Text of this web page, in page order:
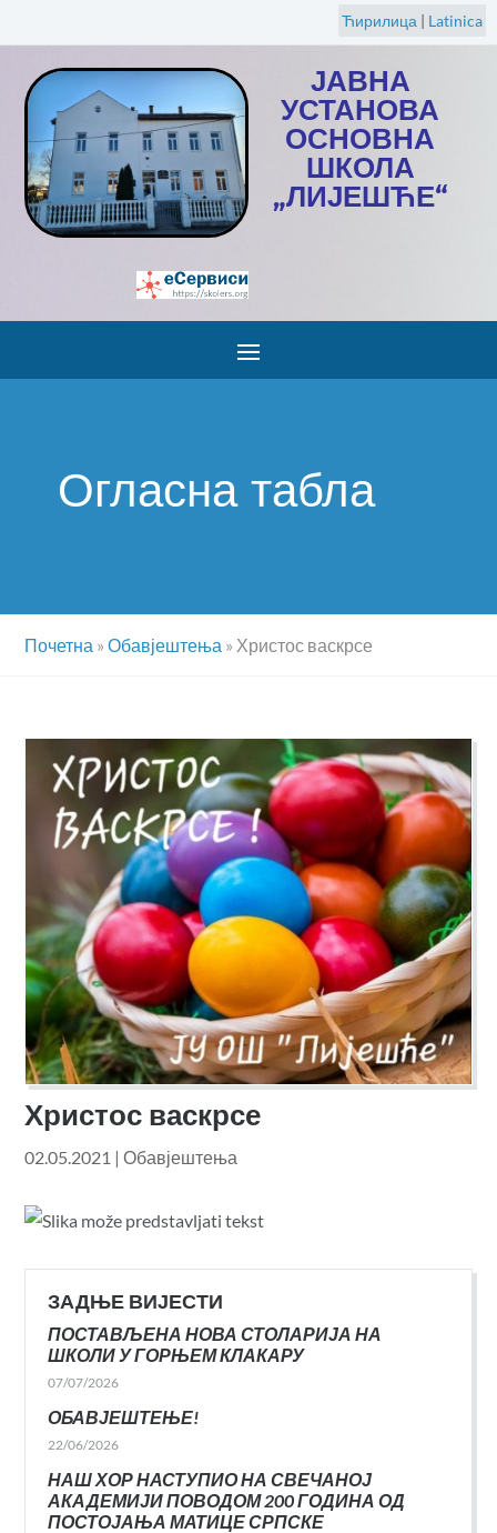
Ћирилица | Latinica
ЈАВНА
УСТАНОВА
ОСНОВНА
ШКОЛА
„ЛИЈЕШЋЕ“
Огласна табла
Почетна »Обавјештења » Христос васкрсе
Христос васкрсе
02.05.2021 |Обавјештења
ЗАДЊЕ ВИЈЕСТИ
ПОСТАВЉЕНА НОВА СТОЛАРИЈА НА
ШКОЛИ У ГОРЊЕМ КЛАКАРУ
07/07/2026
ОБАВЈЕШТЕЊЕ!
22/06/2026
НАШ ХОР НАСТУПИО НА СВЕЧАНОЈ
АКАДЕМИЈИ ПОВОДОМ 200 ГОДИНА ОД
ПОСТОЈАЊА МАТИЦЕ СРПСКЕ